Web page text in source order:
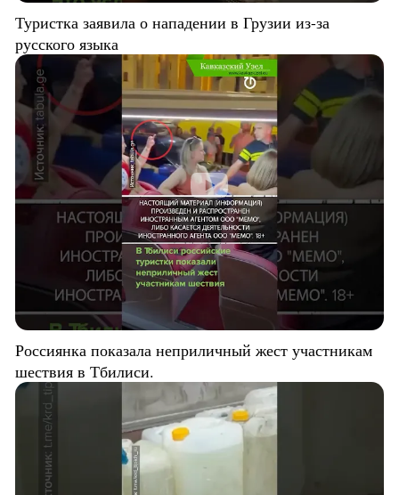
Туристка заявила о нападении в Грузии из-за
русского языка
Россиянка показала неприличный жест участникам
шествия в Тбилиси.